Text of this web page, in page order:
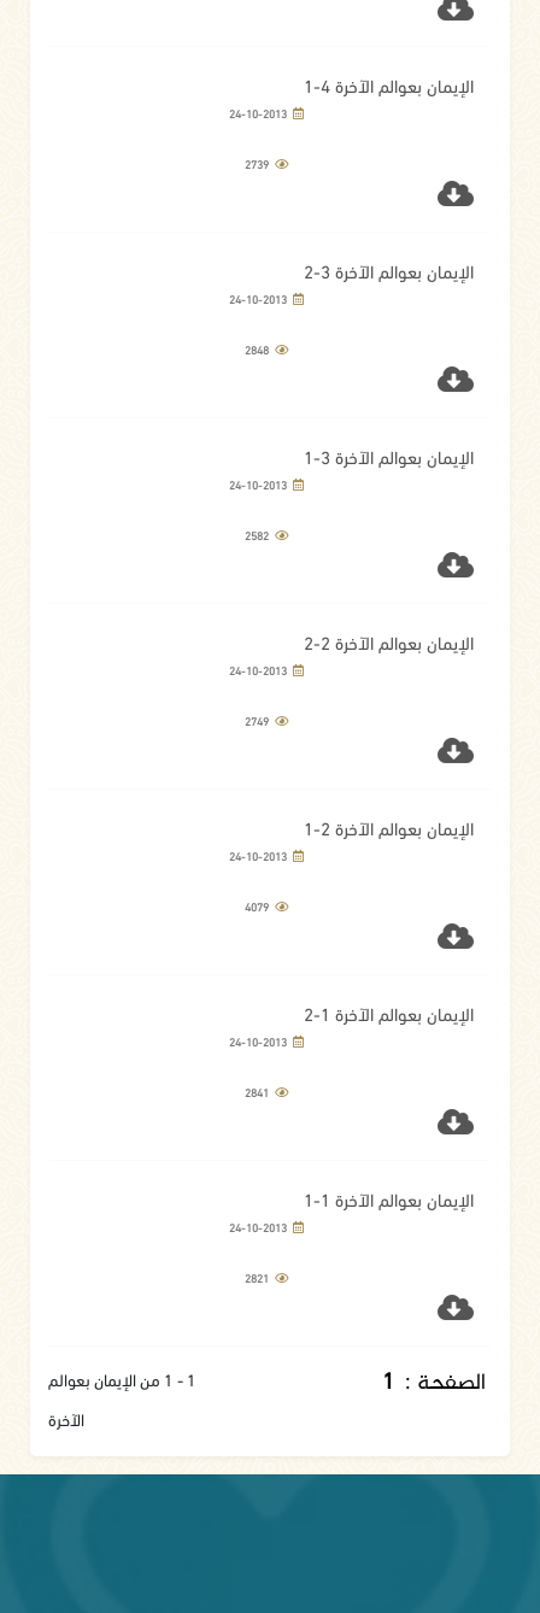
الإيمان بعوالم الآخرة 4-1
24-10-2013
2739
الإيمان بعوالم الآخرة 3-2
24-10-2013
2848
الإيمان بعوالم الآخرة 3-1
24-10-2013
2582
الإيمان بعوالم الآخرة 2-2
24-10-2013
2749
الإيمان بعوالم الآخرة 2-1
24-10-2013
4079
الإيمان بعوالم الآخرة 1-2
24-10-2013
الإيمان بعوالم الآخرة 1-1
24-10-2013
الصفحة : 1
1 - 1 من الإيمان بعوالم
الآخرة